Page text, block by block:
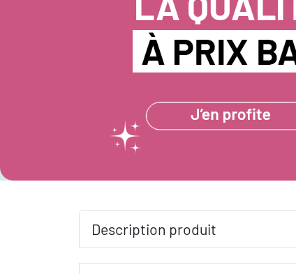
Description produit